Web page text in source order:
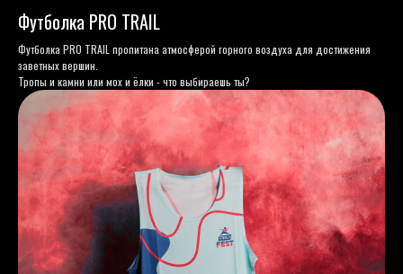
Футболка PRO TRAIL
Футболка PRO TRAIL пропитана атмосферой горного воздуха для достижения
заветных вершин.
Тропы и камни или мох и ёлки - что выбираешь ты?